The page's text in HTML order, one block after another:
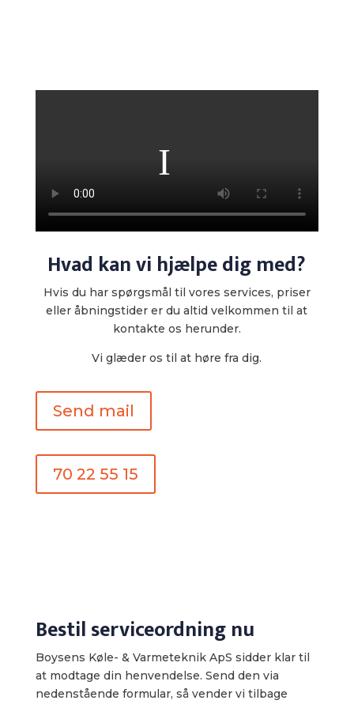
Hvad kan vi hjælpe dig med?
Hvis du har spørgsmål til vores services, priser
eller åbningstider er du altid velkommen til at
kontakte os herunder.
​Vi glæder os til at høre fra dig.
Send mail
70 22 55 15
Bestil serviceordning nu
Boysens Køle- & Varmeteknik ApS sidder klar til
at modtage din henvendelse. Send den via
nedenstående formular, så vender vi tilbage